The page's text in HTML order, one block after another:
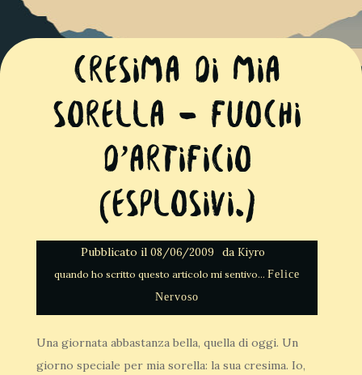
Cresima di mia
sorella – Fuochi
d’artificio
(esplosivi.)
Pubblicato il 08/06/2009 da Kiyro
Felice
Nervoso
Una giornata abbastanza bella, quella di oggi. Un
giorno speciale per mia sorella: la sua cresima. Io,